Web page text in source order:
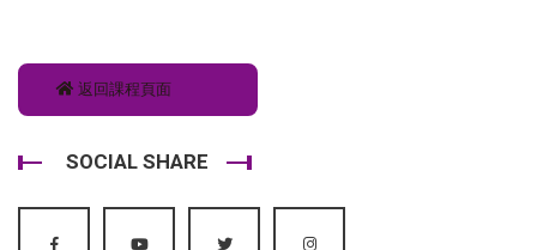
返回課程頁面
SOCIAL SHARE